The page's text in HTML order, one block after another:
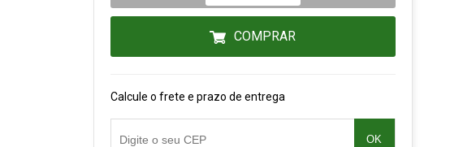
COMPRAR
Calcule o frete e prazo de entrega
OK